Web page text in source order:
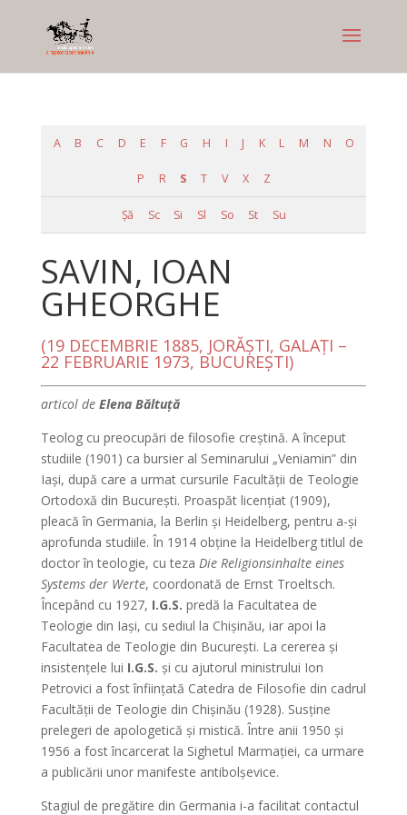
A B C D E F G H I J K L M N O
P R S T V X Z
Şă Sc Si Sl So St Su
SAVIN, IOAN
GHEORGHE
(19 DECEMBRIE 1885, JORĂŞTI, GALAŢI –
22 FEBRUARIE 1973, BUCUREŞTI)
articol de Elena Băltuţă
Teolog cu preocupări de filosofie creştină. A început
studiile (1901) ca bursier al Seminarului „Veniamin” din
Iaşi, după care a urmat cursurile Facultăţii de Teologie
Ortodoxă din Bucureşti. Proaspăt licenţiat (1909),
pleacă în Germania, la Berlin şi Heidelberg, pentru a-şi
aprofunda studiile. În 1914 obţine la Heidelberg titlul de
doctor în teologie, cu teza Die Religionsinhalte eines
Systems der Werte, coordonată de Ernst Troeltsch.
Începând cu 1927, I.G.S. predă la Facultatea de
Teologie din Iaşi, cu sediul la Chişinău, iar apoi la
Facultatea de Teologie din Bucureşti. La cererea şi
insistenţele lui I.G.S. şi cu ajutorul ministrului Ion
Petrovici a fost înfiinţată Catedra de Filosofie din cadrul
Facultăţii de Teologie din Chişinău (1928). Susţine
prelegeri de apologetică şi mistică. Între anii 1950 şi
1956 a fost încarcerat la Sighetul Marmaţiei, ca urmare
a publicării unor manifeste antibolşevice.
Stagiul de pregătire din Germania i-a facilitat contactul